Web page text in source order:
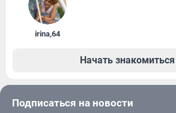
irina,64
Начать знакомиться
Подписаться на новости